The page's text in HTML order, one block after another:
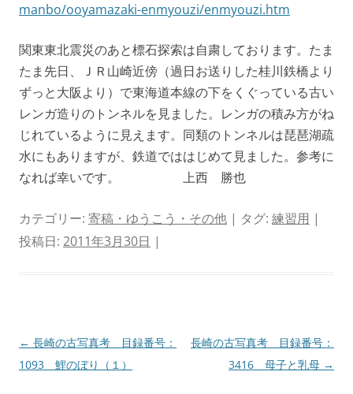
manbo/ooyamazaki-enmyouzi/enmyouzi.htm
関東東北震災のあと標石探索は自粛しております。たま
たま先日、ＪＲ山崎近傍（過日お送りした桂川鉄橋より
ずっと大阪より）で東海道本線の下をくぐっている古い
レンガ造りのトンネルを見ました。レンガの積み方がね
じれているように見えます。同類のトンネルは琵琶湖疏
水にもありますが、鉄道でははじめて見ました。参考に
なれば幸いです。 上西 勝也
カテゴリー: 寄稿・ゆうこう・その他 | タグ: 練習用 |
投稿日: 2011年3月30日 |
投
稿
← 長崎の古写真考 目録番号：
1093 鯉のぼり（１）
長崎の古写真考 目録番号：
3416 母子と乳母 →